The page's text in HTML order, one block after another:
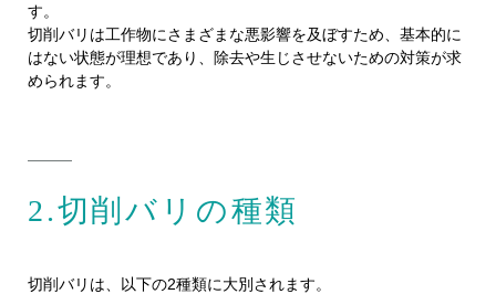
す。
切削バリは工作物にさまざまな悪影響を及ぼすため、基本的に
はない状態が理想であり、除去や生じさせないための対策が求
められます。
2.切削バリの種類
切削バリは、以下の2種類に大別されます。